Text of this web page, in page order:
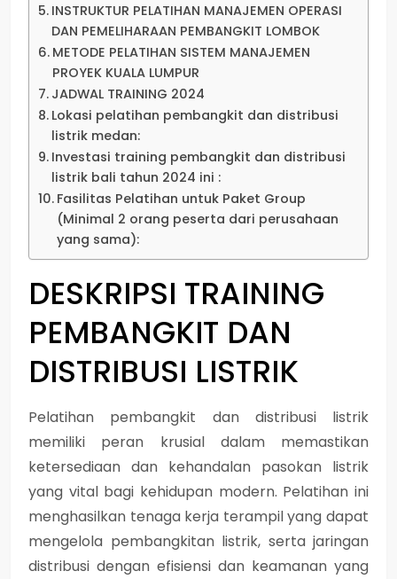
INSTRUKTUR PELATIHAN MANAJEMEN OPERASI
DAN PEMELIHARAAN PEMBANGKIT LOMBOK
METODE PELATIHAN SISTEM MANAJEMEN
PROYEK KUALA LUMPUR
JADWAL TRAINING 2024
Lokasi pelatihan pembangkit dan distribusi
listrik medan:
Investasi training pembangkit dan distribusi
listrik bali tahun 2024 ini :
Fasilitas Pelatihan untuk Paket Group
(Minimal 2 orang peserta dari perusahaan
yang sama):
DESKRIPSI TRAINING
PEMBANGKIT DAN
DISTRIBUSI LISTRIK
Pelatihan pembangkit dan distribusi listrik
memiliki peran krusial dalam memastikan
ketersediaan dan kehandalan pasokan listrik
yang vital bagi kehidupan modern. Pelatihan ini
menghasilkan tenaga kerja terampil yang dapat
mengelola pembangkitan listrik, serta jaringan
distribusi dengan efisiensi dan keamanan yang